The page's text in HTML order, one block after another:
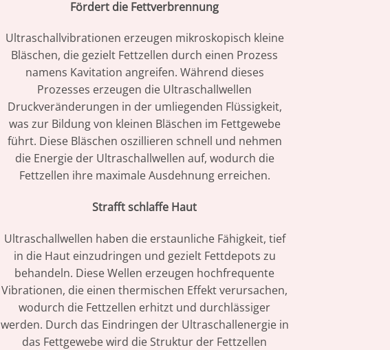
Fördert die Fettverbrennung
Ultraschallvibrationen erzeugen mikroskopisch kleine
Bläschen, die gezielt Fettzellen durch einen Prozess
namens Kavitation angreifen. Während dieses
Prozesses erzeugen die Ultraschallwellen
Druckveränderungen in der umliegenden Flüssigkeit,
was zur Bildung von kleinen Bläschen im Fettgewebe
führt. Diese Bläschen oszillieren schnell und nehmen
die Energie der Ultraschallwellen auf, wodurch die
Fettzellen ihre maximale Ausdehnung erreichen.
Strafft schlaffe Haut
Ultraschallwellen haben die erstaunliche Fähigkeit, tief
in die Haut einzudringen und gezielt Fettdepots zu
behandeln. Diese Wellen erzeugen hochfrequente
Vibrationen, die einen thermischen Effekt verursachen,
wodurch die Fettzellen erhitzt und durchlässiger
werden. Durch das Eindringen der Ultraschallenergie in
das Fettgewebe wird die Struktur der Fettzellen